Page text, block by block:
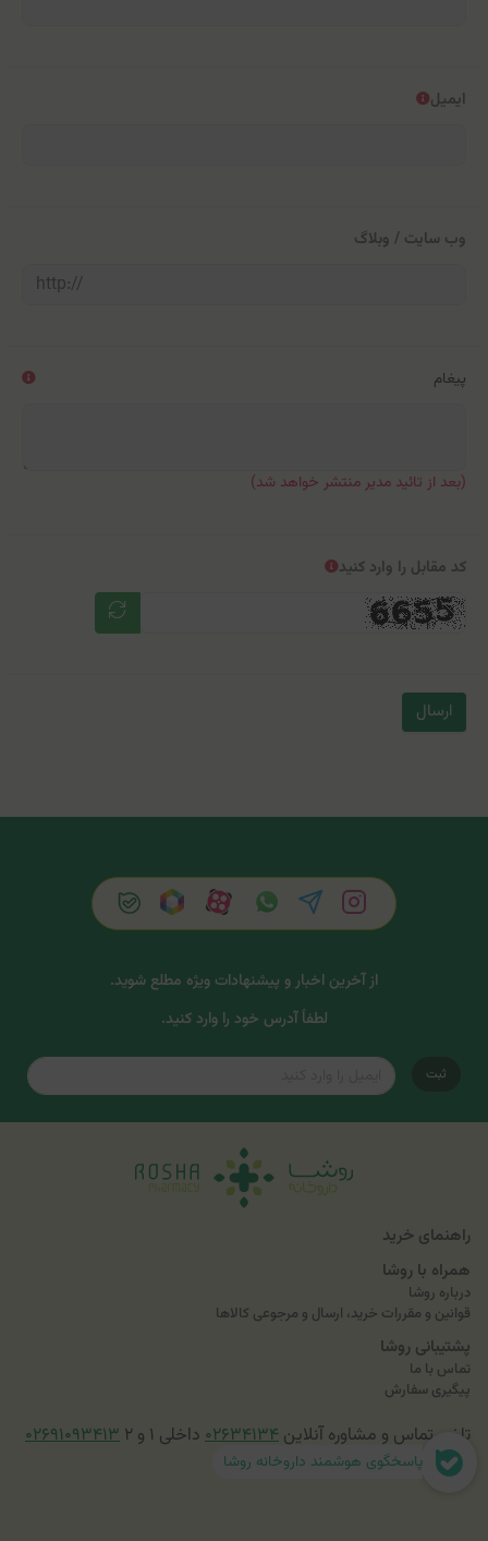
ایمیل
وب سایت / وبلاگ
پیغام
(بعد از تائید مدیر منتشر خواهد شد)
کد مقابل را وارد کنید
ارسال
از آخرین اخبار و پیشنهادات ویژه مطلع شوید.
لطفاً آدرس خود را وارد کنید.
ثبت
راهنمای خرید
همراه با روشا
درباره روشا
قوانین و مقررات خرید، ارسال و مرجوعی کالاها
پشتیبانی روشا
تماس با ما
پیگیری سفارش
تلفن تماس و مشاوره آنلاین ۰۲۶۳۴۱۳۴ داخلی ۱ و ۲ ۰۲۶۹۱۰۹۳۴۱۳
پاسخگوی هوشمند داروخانه روشا